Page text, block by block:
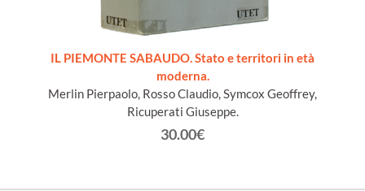
IL PIEMONTE SABAUDO. Stato e territori in età
moderna.
Merlin Pierpaolo, Rosso Claudio, Symcox Geoffrey,
Ricuperati Giuseppe.
30.00€